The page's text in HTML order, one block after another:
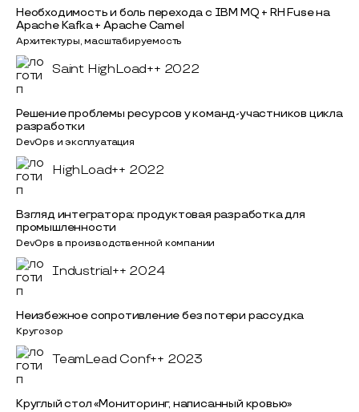
Необходимость и боль перехода с IBM MQ + RH Fuse на
Apache Kafka + Apache Camel
Архитектуры, масштабируемость
Saint HighLoad++ 2022
Решение проблемы ресурсов у команд-участников цикла
разработки
DevOps и эксплуатация
HighLoad++ 2022
Взгляд интегратора: продуктовая разработка для
промышленности
DevOps в производственной компании
Industrial++ 2024
Неизбежное сопротивление без потери рассудка
Кругозор
TeamLead Conf++ 2023
Круглый стол «Мониторинг, написанный кровью»